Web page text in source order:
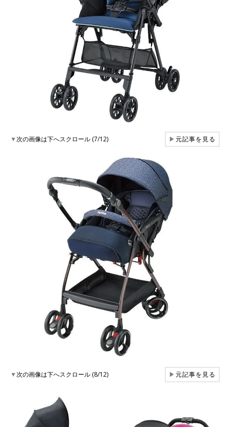
▼次の画像は下へスクロール (7/12) ▶元記事を見る
▼次の画像は下へスクロール (8/12) ▶元記事を見る